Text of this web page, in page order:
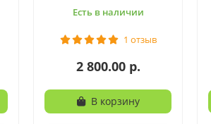
Есть в наличии
1 отзыв
2 800.00 р.
В корзину